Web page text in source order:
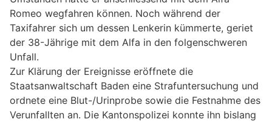
Romeo wegfahren können. Noch während der
Taxifahrer sich um dessen Lenkerin kümmerte, geriet
der 38-Jährige mit dem Alfa in den folgenschweren
Unfall.
Zur Klärung der Ereignisse eröffnete die
Staatsanwaltschaft Baden eine Strafuntersuchung und
ordnete eine Blut-/Urinprobe sowie die Festnahme des
Verunfallten an. Die Kantonspolizei konnte ihn bislang